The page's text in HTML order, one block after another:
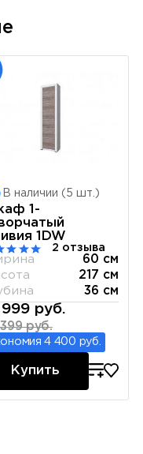
В наличии (5 шт.)
1-
1DW
2 отзыва
60 см
217 см
36 см
999 руб.
руб.
4 400 руб.
Купить